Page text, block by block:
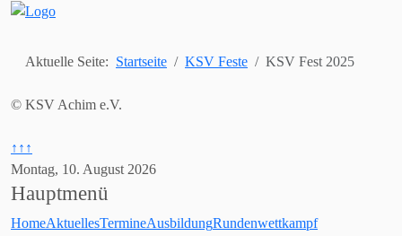
Aktuelle Seite: Startseite KSV Feste KSV Fest 2025
© KSV Achim e.V.
↑↑↑
Montag, 10. August 2026
Hauptmenü
HomeAktuellesTermineAusbildungRundenwettkampf